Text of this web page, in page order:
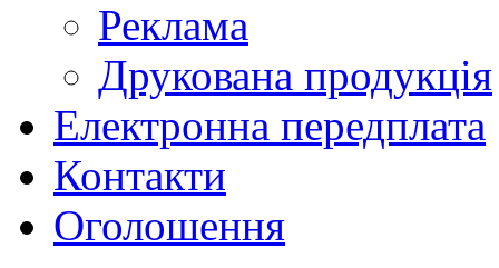
Реклама
Друкована продукція
Електронна передплата
Контакти
Оголошення